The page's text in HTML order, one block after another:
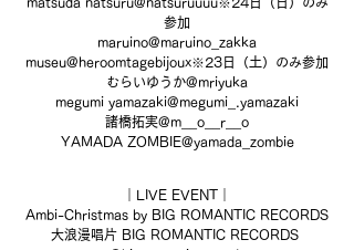
参加
maruino@maruino_zakka
museu@heroomtagebijoux※23日（土）のみ参加
むらいゆうか@mriyuka
megumi yamazaki@megumi_.yamazaki
諸橋拓実@m__o__r__o
YAMADA ZOMBIE@yamada_zombie
｜LIVE EVENT｜
Ambi-Christmas by BIG ROMANTIC RECORDS
大浪漫唱片 BIG ROMANTIC RECORDS